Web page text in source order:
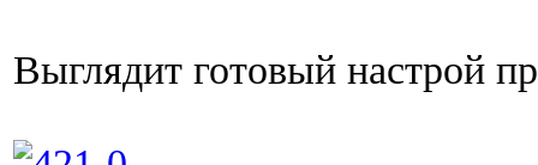
Выглядит готовый настрой